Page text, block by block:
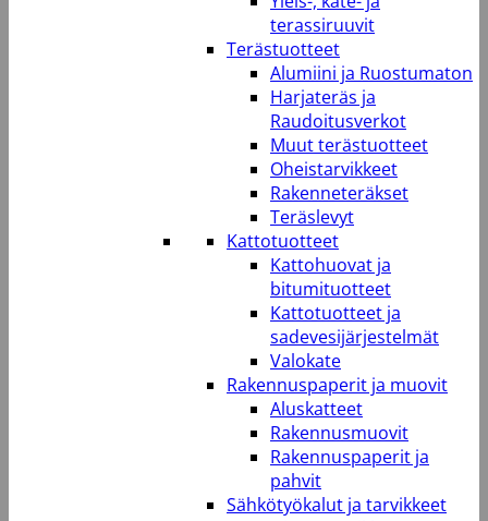
terassiruuvit
Terästuotteet
Alumiini ja Ruostumaton
Harjateräs ja
Raudoitusverkot
Muut terästuotteet
Oheistarvikkeet
Rakenneteräkset
Teräslevyt
Kattotuotteet
Kattohuovat ja
bitumituotteet
Kattotuotteet ja
sadevesijärjestelmät
Valokate
Rakennuspaperit ja muovit
Aluskatteet
Rakennusmuovit
Rakennuspaperit ja
pahvit
Sähkötyökalut ja tarvikkeet